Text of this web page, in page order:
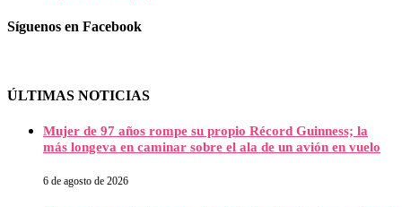
Síguenos en Facebook
ÚLTIMAS NOTICIAS
Mujer de 97 años rompe su propio Récord Guinness; la
más longeva en caminar sobre el ala de un avión en vuelo
6 de agosto de 2026